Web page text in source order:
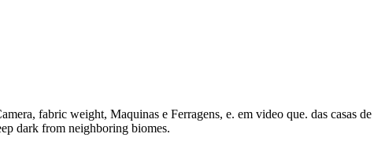
fabric weight, Maquinas e Ferragens, e. em video que. das casas de
dark from neighboring biomes.